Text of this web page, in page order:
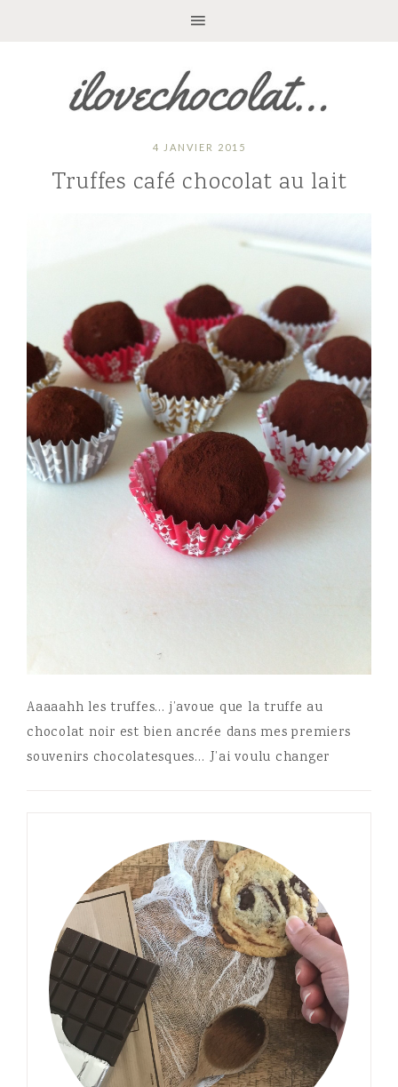
4 JANVIER 2015
Truffes café chocolat au lait
Aaaaahh les truffes… j’avoue que la truffe au
chocolat noir est bien ancrée dans mes premiers
souvenirs chocolatesques… J’ai voulu changer